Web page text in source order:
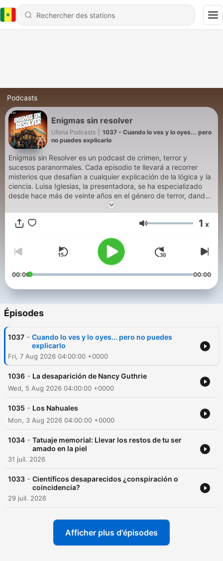
Podcasts
Enigmas sin resolver
Uforia Podcasts
1037 - Cuando lo ves y lo oyes... pero
no puedes explicarlo
Enigmas sin Resolver es un podcast de crimen, terror y
sucesos paranormales. Cada episodio te llevará a recorrer
misterios que desafían a cualquier explicación de la lógica y la
ciencia. Luisa Iglesias, la presentadora, se ha especializado
desde hace más de veinte años en el género de terror, dando
conferencias por todo México y Centroamérica. Fernando
Santamaría, copresentador, es experto en psicofonías. ¿Estás
listo para ayudarlos a resolver estos misterios? #SoyEnigmático
Volume 1 x
00:00 00:00
Épisodes
1037 - Cuando lo ves y lo oyes... pero no puedes
explicarlo
Fri, 7 Aug 2026 04:00:00 +0000
1036 - La desaparición de Nancy Guthrie
Wed, 5 Aug 2026 04:00:00 +0000
1035 - Los Nahuales
Mon, 3 Aug 2026 04:00:00 +0000
1034 - Tatuaje memorial: Llevar los restos de tu ser
amado en la piel
31 juil. 2026
1033 - Científicos desaparecidos ¿conspiración o
coincidencia?
29 juil. 2026
Afficher plus d'épisodes